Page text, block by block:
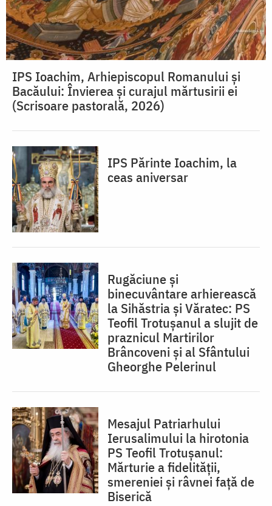
IPS Ioachim, Arhiepiscopul Romanului și
Bacăului: Învierea și curajul mărtusirii ei
(Scrisoare pastorală, 2026)
IPS Părinte Ioachim, la
ceas aniversar
Rugăciune și
binecuvântare arhierească
la Sihăstria și Văratec: PS
Teofil Trotușanul a slujit de
praznicul Martirilor
Brâncoveni și al Sfântului
Gheorghe Pelerinul
Mesajul Patriarhului
Ierusalimului la hirotonia
PS Teofil Trotușanul:
Mărturie a fidelității,
smereniei și râvnei față de
Biserică